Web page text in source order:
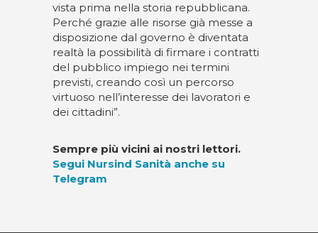
vista prima nella storia repubblicana.
Perché grazie alle risorse già messe a
disposizione dal governo è diventata
realtà la possibilità di firmare i contratti
del pubblico impiego nei termini
previsti, creando così un percorso
virtuoso nell’interesse dei lavoratori e
dei cittadini”.
Sempre più vicini ai nostri lettori.
Segui Nursind Sanità anche su
Telegram